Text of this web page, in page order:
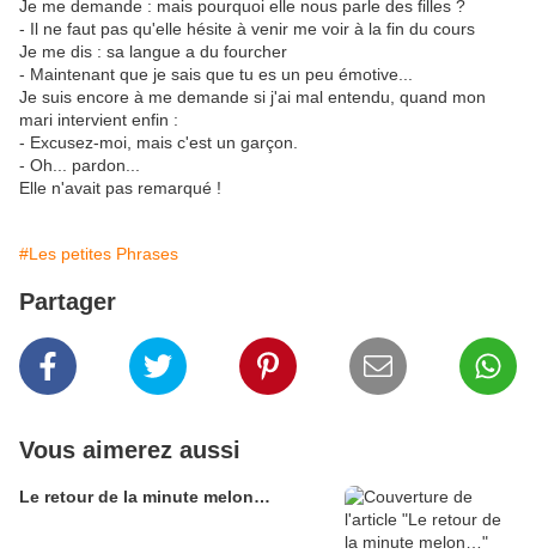
Je me demande : mais pourquoi elle nous parle des filles ?
- Il ne faut pas qu'elle hésite à venir me voir à la fin du cours
Je me dis : sa langue a du fourcher
- Maintenant que je sais que tu es un peu émotive...
Je suis encore à me demande si j'ai mal entendu, quand mon
mari intervient enfin :
- Excusez-moi, mais c'est un garçon.
- Oh... pardon...
Elle n'avait pas remarqué !
#Les petites Phrases
Partager
Vous aimerez aussi
Le retour de la minute melon…